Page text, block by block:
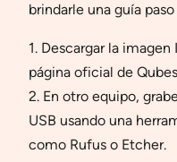
brindarle una guía
1. Descargar la
página oficial de
2. En otro equipo,
USB usando una
como Rufus o Etcher.